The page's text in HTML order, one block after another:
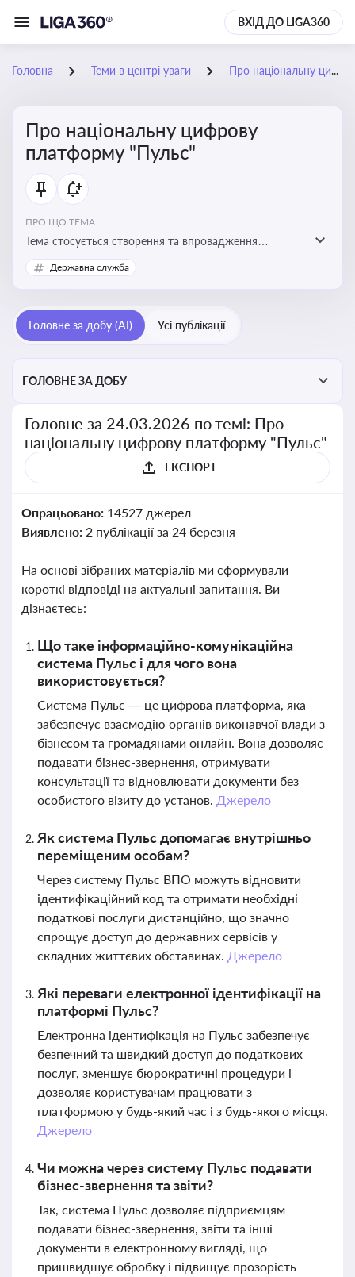
ВХІД ДО LIGA360
Головна Теми в центрі уваги Про національну цифрову платформу "Пульс"
Про національну цифрову
платформу "Пульс"
ПРО ЩО ТЕМА:
Тема стосується створення та впровадження
цифрової платформи «Пульс», яка має на меті
забезпечити ефективну, прозору і зручну взаємодію
Державна служба
Головне за добу (AI) Усі публікації
ГОЛОВНЕ ЗА ДОБУ
Головне за 24.03.2026 по темі: Про
національну цифрову платформу "Пульс"
ЕКСПОРТ
Опрацьовано: 14527 джерел
Виявлено: 2 публікації за 24 березня
На основі зібраних матеріалів ми сформували
короткі відповіді на актуальні запитання. Ви
дізнаєтесь:
Що таке інформаційно-комунікаційна
система Пульс і для чого вона
використовується?
Система Пульс — це цифрова платформа, яка
забезпечує взаємодію органів виконавчої влади з
бізнесом та громадянами онлайн. Вона дозволяє
подавати бізнес-звернення, отримувати
консультації та відновлювати документи без
особистого візиту до установ. Джерело
Як система Пульс допомагає внутрішньо
переміщеним особам?
Через систему Пульс ВПО можуть відновити
ідентифікаційний код та отримати необхідні
податкові послуги дистанційно, що значно
спрощує доступ до державних сервісів у
складних життєвих обставинах. Джерело
Які переваги електронної ідентифікації на
платформі Пульс?
Електронна ідентифікація на Пульс забезпечує
безпечний та швидкий доступ до податкових
послуг, зменшує бюрократичні процедури і
дозволяє користувачам працювати з
платформою у будь-який час і з будь-якого місця.
Джерело
Чи можна через систему Пульс подавати
бізнес-звернення та звіти?
Так, система Пульс дозволяє підприємцям
подавати бізнес-звернення, звіти та інші
документи в електронному вигляді, що
пришвидшує обробку і підвищує прозорість